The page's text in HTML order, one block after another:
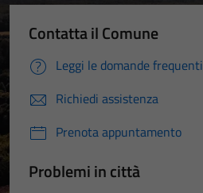
Contatta il Comune
Leggi le domande frequenti
Richiedi assistenza
Prenota appuntamento
Problemi in città